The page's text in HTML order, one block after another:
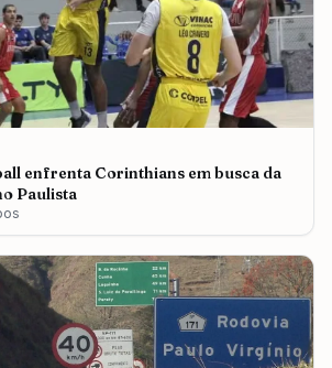
enfrenta Corinthians em busca da
Paulista